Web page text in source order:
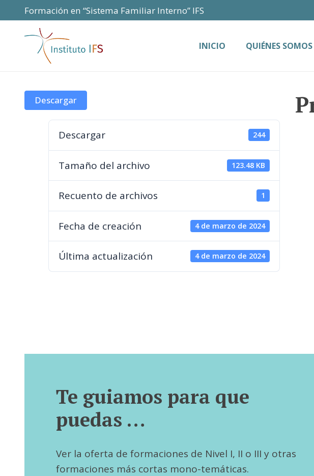
Formación en “Sistema Familiar Interno” IFS
INICIO QUIÉNES SOMOS
Descargar
Descargar 244
Tamaño del archivo 123.48 KB
Recuento de archivos 1
Fecha de creación 4 de marzo de 2024
Última actualización 4 de marzo de 2024
Te guiamos para que
puedas …
Ver la oferta de formaciones de Nivel I, II o III y otras
formaciones más cortas mono-temáticas.